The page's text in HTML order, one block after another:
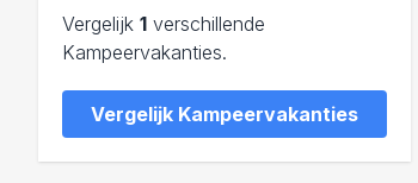
Vergelijk 1 verschillende
Kampeervakanties.
Vergelijk Kampeervakanties